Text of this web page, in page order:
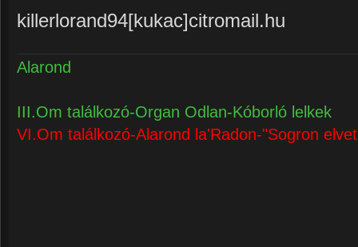
killerlorand94[kukac]citromail.hu
Alarond
III.Om találkozó-Organ Odlan-Kóborló lelkek
VI.Om találkozó-Alarond la'Radon-"Sogron